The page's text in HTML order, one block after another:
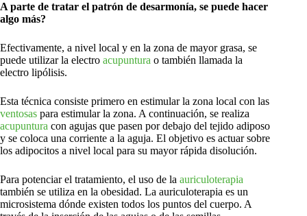
A parte de tratar el patrón de desarmonía, se puede hacer
algo más?
Efectivamente, a nivel local y en la zona de mayor grasa, se
puede utilizar la electro acupuntura o también llamada la
electro lipólisis.
Esta técnica consiste primero en estimular la zona local con las
ventosas para estimular la zona. A continuación, se realiza
acupuntura con agujas que pasen por debajo del tejido adiposo
y se coloca una corriente a la aguja. El objetivo es actuar sobre
los adipocitos a nivel local para su mayor rápida disolución.
Para potenciar el tratamiento, el uso de la auriculoterapia
también se utiliza en la obesidad. La auriculoterapia es un
microsistema dónde existen todos los puntos del cuerpo. A